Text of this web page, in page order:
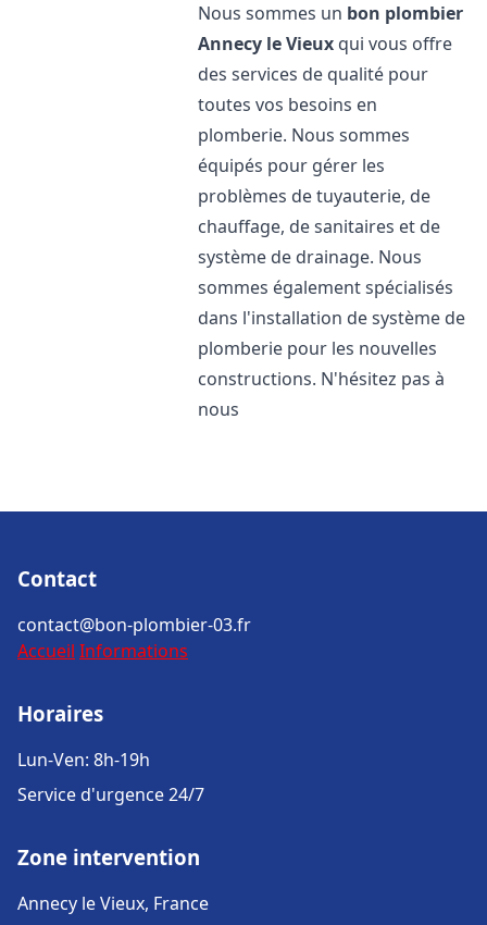
Nous sommes un bon plombier
Annecy le Vieux qui vous offre
des services de qualité pour
toutes vos besoins en
plomberie. Nous sommes
équipés pour gérer les
problèmes de tuyauterie, de
chauffage, de sanitaires et de
système de drainage. Nous
sommes également spécialisés
dans l'installation de système de
plomberie pour les nouvelles
constructions. N'hésitez pas à
nous
Contact
contact@bon-plombier-03.fr
Accueil Informations
Horaires
Lun-Ven: 8h-19h
Service d'urgence 24/7
Zone intervention
Annecy le Vieux, France